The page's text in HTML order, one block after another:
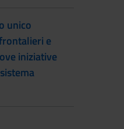
unico
e
iniziative